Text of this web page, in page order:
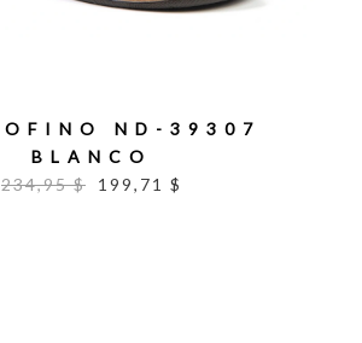
ND-39307
BLANCO
234,95 $
199,71 $